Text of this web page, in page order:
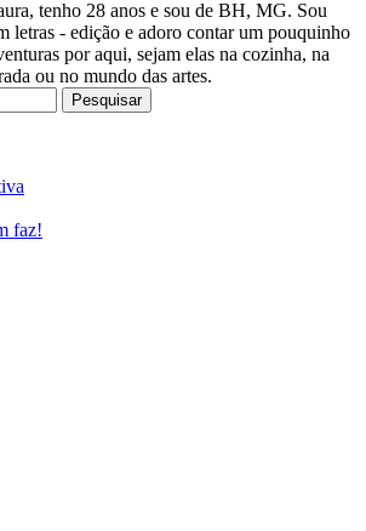
tenho 28 anos e sou de BH, MG. Sou
letras - edição e adoro contar um pouquinho
por aqui, sejam elas na cozinha, na
ou no mundo das artes.
faz!